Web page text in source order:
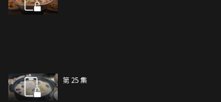
第 25 集